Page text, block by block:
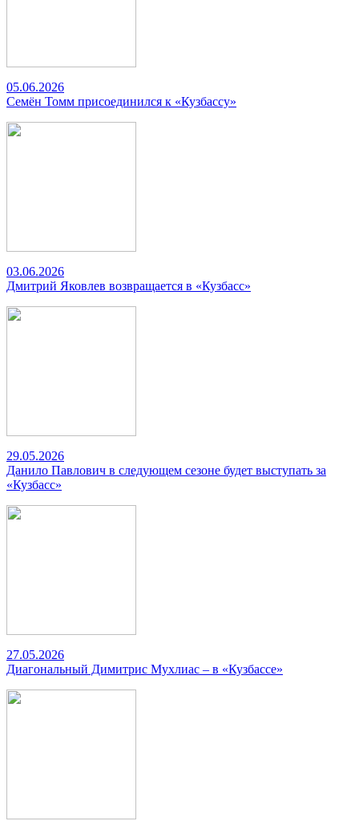
05.06.2026
Семён Томм присоединился к «Кузбассу»
03.06.2026
Дмитрий Яковлев возвращается в «Кузбасс»
29.05.2026
Данило Павлович в следующем сезоне будет выступать за
«Кузбасс»
27.05.2026
Диагональный Димитрис Мухлиас – в «Кузбассе»